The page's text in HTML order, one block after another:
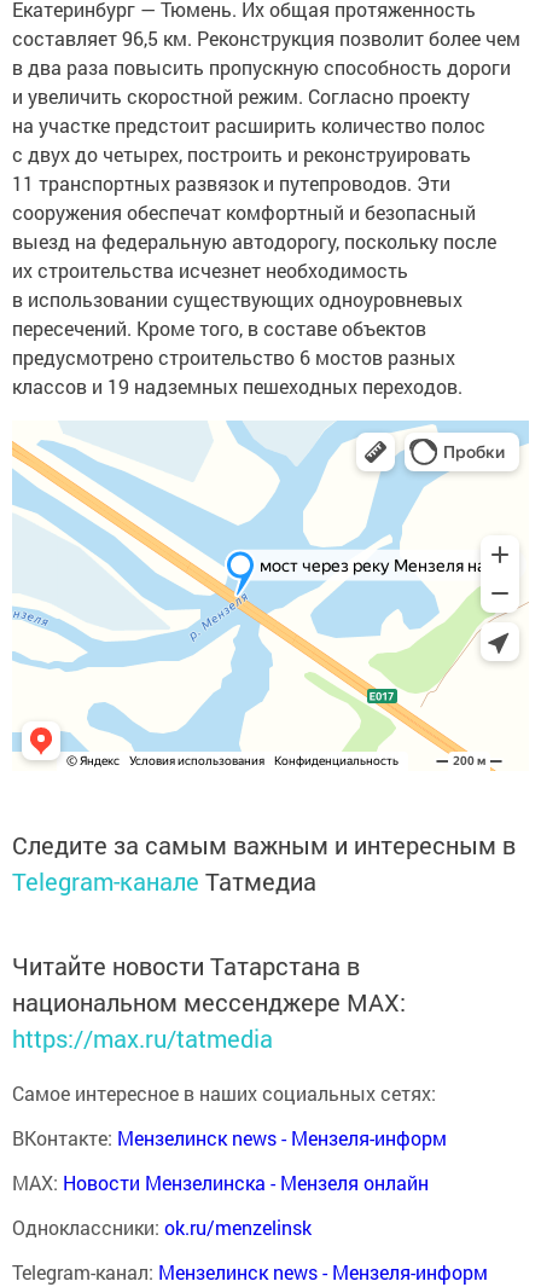
Екатеринбург — Тюмень. Их общая протяженность
составляет 96,5 км. Реконструкция позволит более чем
в два раза повысить пропускную способность дороги
и увеличить скоростной режим. Согласно проекту
на участке предстоит расширить количество полос
с двух до четырех, построить и реконструировать
11 транспортных развязок и путепроводов. Эти
сооружения обеспечат комфортный и безопасный
выезд на федеральную автодорогу, поскольку после
их строительства исчезнет необходимость
в использовании существующих одноуровневых
пересечений. Кроме того, в составе объектов
предусмотрено строительство 6 мостов разных
классов и 19 надземных пешеходных переходов.
Следите за самым важным и интересным в
Telegram-канале Татмедиа
Читайте новости Татарстана в
национальном мессенджере MАХ:
https://max.ru/tatmedia
Самое интересное в наших социальных сетях:
ВКонтакте: Мензелинск news - Мензеля-информ
MAX: Новости Мензелинска - Мензеля онлайн
Одноклассники: ok.ru/menzelinsk
Telegram-канал: Мензелинск news - Мензеля-информ